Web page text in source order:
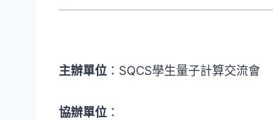
主辦單位 ：SQCS學生量子計算交流會
協辦單位 ：